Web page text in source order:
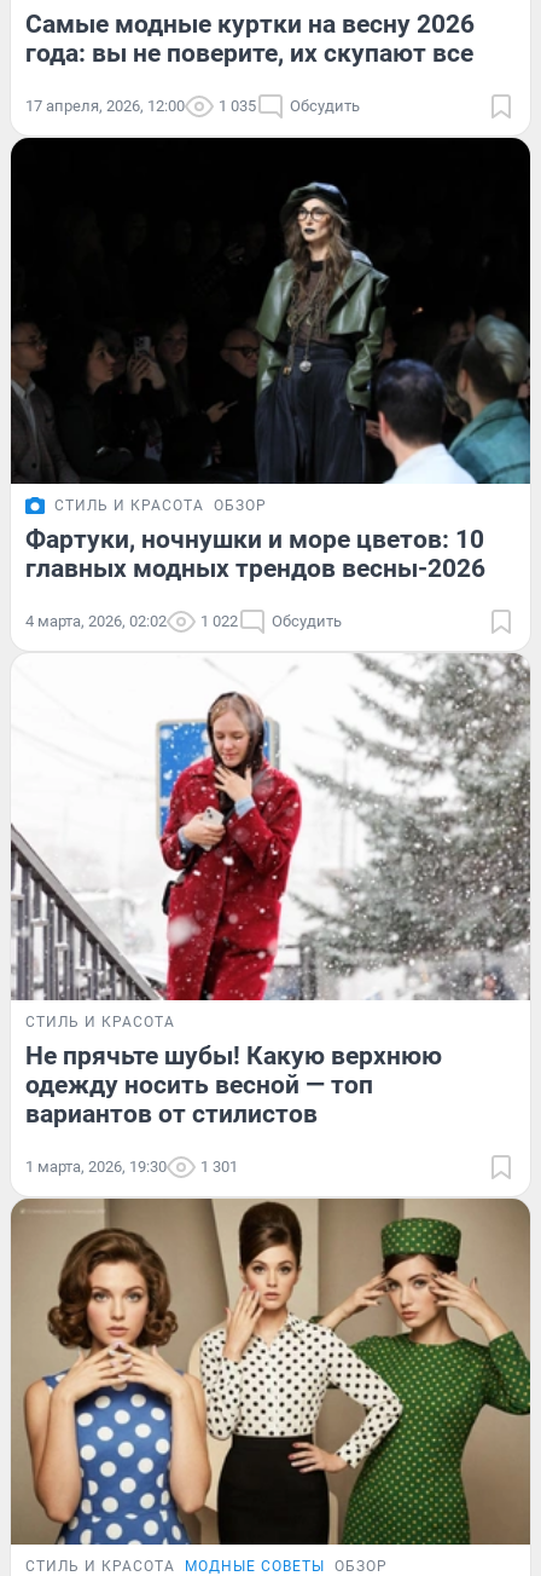
Самые модные куртки на весну 2026
года: вы не поверите, их скупают все
17 апреля, 2026, 12:00 1 035 Обсудить
СТИЛЬ И КРАСОТА ОБЗОР
Фартуки, ночнушки и море цветов: 10
главных модных трендов весны-2026
4 марта, 2026, 02:02 1 022 Обсудить
СТИЛЬ И КРАСОТА
Не прячьте шубы! Какую верхнюю
одежду носить весной — топ
вариантов от стилистов
1 марта, 2026, 19:30 1 301
СТИЛЬ И КРАСОТА МОДНЫЕ СОВЕТЫ ОБЗОР